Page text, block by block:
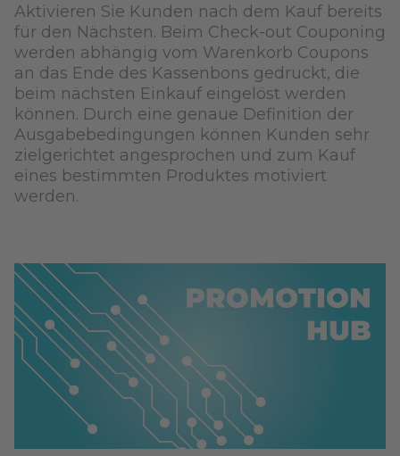
Aktivieren Sie Kunden nach dem Kauf bereits
für den Nächsten. Beim Check-out Couponing
werden abhängig vom Warenkorb Coupons
an das Ende des Kassenbons gedruckt, die
beim nächsten Einkauf eingelöst werden
können. Durch eine genaue Definition der
Ausgabebedingungen können Kunden sehr
zielgerichtet angesprochen und zum Kauf
eines bestimmten Produktes motiviert
werden.